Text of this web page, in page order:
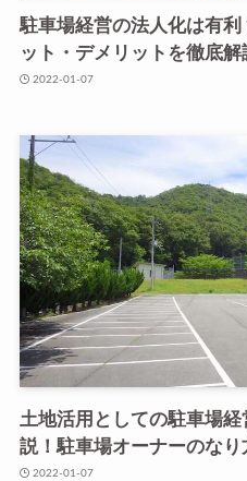
駐車場経営の法人化は有
ット・デメリットを徹底解
2022-01-07
土地活用としての駐車場
説！駐車場オーナーのな
2022-01-07